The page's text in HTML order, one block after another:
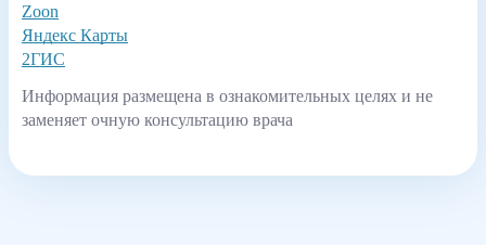
Zoon
Яндекс Карты
2ГИС
Информация размещена в ознакомительных целях и не
заменяет очную консультацию врача